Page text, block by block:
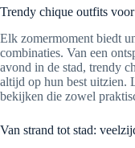
Trendy chique outfits
Elk zomermoment biedt
combinaties. Van een
avond in de stad, trendy
altijd op hun best uitzien.
bekijken die zowel
Van strand tot stad: